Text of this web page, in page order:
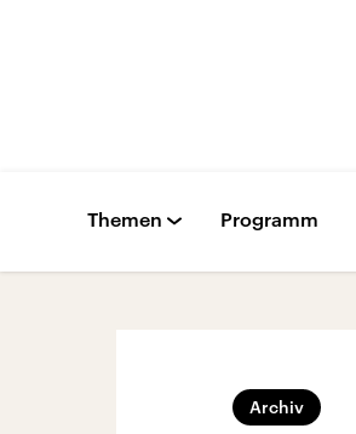
Themen Programm
Archiv